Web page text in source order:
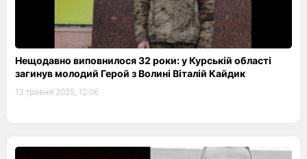
Нещодавно виповнилося 32 роки: у Курській області
загинув молодий Герой з Волині Віталій Кайдик
13 травня 2025, 12:06